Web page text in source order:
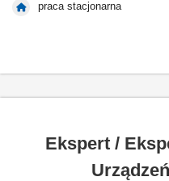
praca stacjonarna
Ekspert /